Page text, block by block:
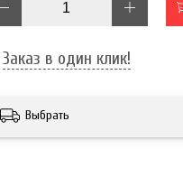
Заказ в один клик!
Выбрать